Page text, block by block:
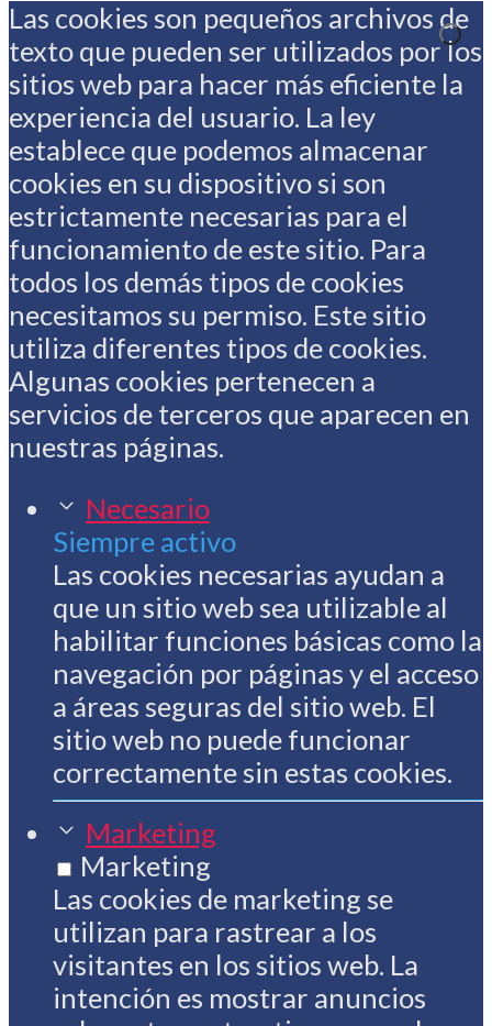
Las cookies son pequeños archivos de
texto que pueden ser utilizados por los
sitios web para hacer más eficiente la
experiencia del usuario. La ley
establece que podemos almacenar
cookies en su dispositivo si son
estrictamente necesarias para el
funcionamiento de este sitio. Para
todos los demás tipos de cookies
necesitamos su permiso. Este sitio
utiliza diferentes tipos de cookies.
Algunas cookies pertenecen a
servicios de terceros que aparecen en
nuestras páginas.
Necesario
Siempre activo
Las cookies necesarias ayudan a
que un sitio web sea utilizable al
habilitar funciones básicas como la
navegación por páginas y el acceso
a áreas seguras del sitio web. El
sitio web no puede funcionar
correctamente sin estas cookies.
Marketing
Marketing
Las cookies de marketing se
utilizan para rastrear a los
visitantes en los sitios web. La
intención es mostrar anuncios